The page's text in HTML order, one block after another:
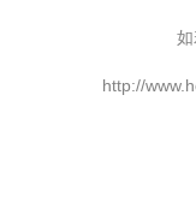
如
http://